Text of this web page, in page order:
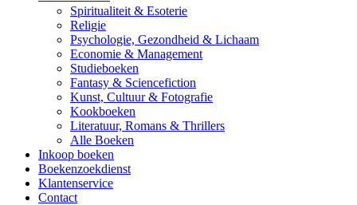
Spiritualiteit & Esoterie
Religie
Psychologie, Gezondheid & Lichaam
Economie & Management
Studieboeken
Fantasy & Sciencefiction
Kunst, Cultuur & Fotografie
Kookboeken
Literatuur, Romans & Thrillers
Alle Boeken
Inkoop boeken
Boekenzoekdienst
Klantenservice
Contact